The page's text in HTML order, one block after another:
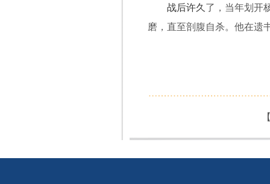
战后许久 了，当年划开
磨，直至剖腹自杀。 他在遗